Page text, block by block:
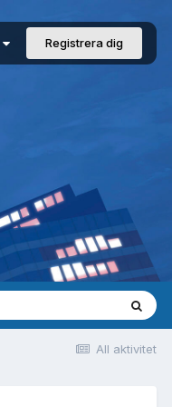
Registrera dig
All aktivitet